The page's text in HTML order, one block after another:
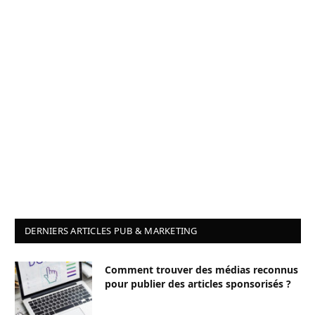
DERNIERS ARTICLES PUB & MARKETING
Comment trouver des médias reconnus
pour publier des articles sponsorisés ?